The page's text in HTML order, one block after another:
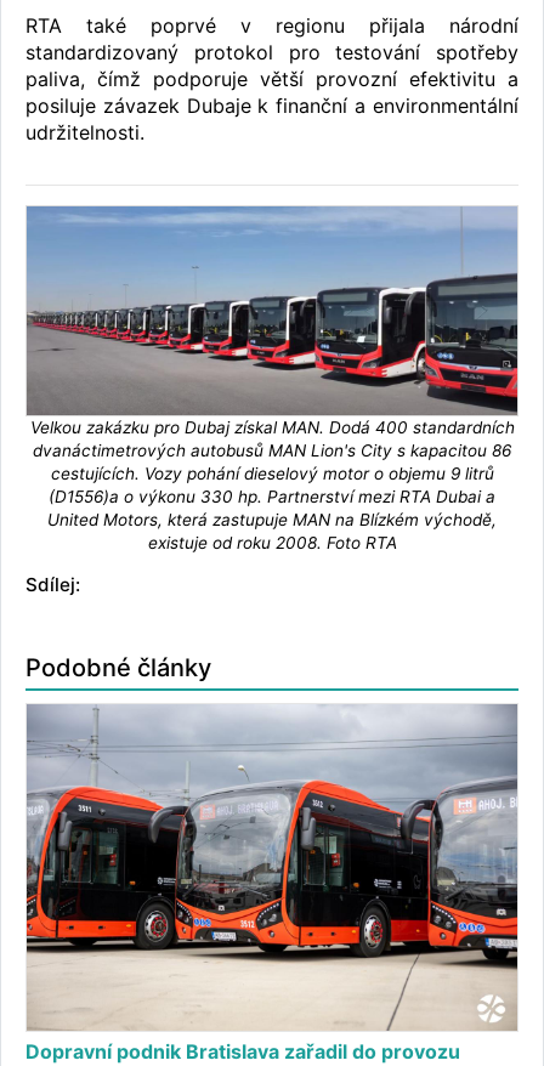
RTA také poprvé v regionu přijala národní
standardizovaný protokol pro testování spotřeby
paliva, čímž podporuje větší provozní efektivitu a
posiluje závazek Dubaje k finanční a environmentální
udržitelnosti.
Velkou zakázku pro Dubaj získal MAN. Dodá 400 standardních
dvanáctimetrových autobusů MAN Lion's City s kapacitou 86
cestujících. Vozy pohání dieselový motor o objemu 9 litrů
(D1556)a o výkonu 330 hp. Partnerství mezi RTA Dubai a
United Motors, která zastupuje MAN na Blízkém východě,
existuje od roku 2008. Foto RTA
Sdílej:
Podobné články
Dopravní podnik Bratislava zařadil do provozu